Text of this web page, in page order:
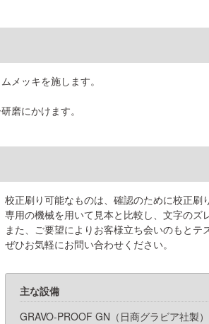
メッキを施します。
磨にかけます。
校正刷り可能なものは、確認のために校正刷
専用の機械を用いて見本と比較し、文字のズ
また、ご要望によりお客様立ち会いのもとテ
ぜひお気軽にお問い合わせください。
主な設備
GRAVO-PROOF GN（日商グラビア社製